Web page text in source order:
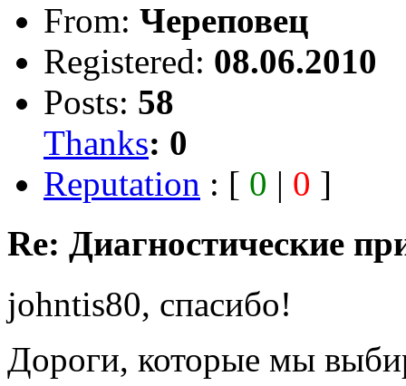
From: Череповец
Registered: 08.06.2010
Posts: 58
Thanks: 0
Reputation : [ 0 | 0 ]
Re: Диагностические
johntis80, спасибо!
Дороги, которые мы